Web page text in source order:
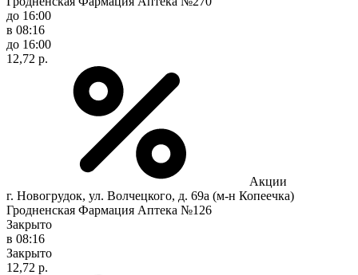
до 16:00
в 08:16
до 16:00
12,72 р.
Акции
г. Новогрудок, ул. Волчецкого, д. 69а (м-н Копеечка)
Гродненская Фармация Аптека №126
Закрыто
в 08:16
Закрыто
12,72 р.